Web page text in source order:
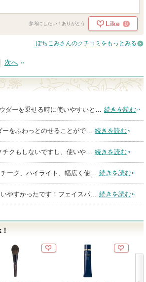
参考にしたい！ありがとう Like 0
ぽちこみさんのクチコミをもっとみる
次へ
ダーを乗せる時に使いやすいと… 続きを読む
ーをふわっとのせることがで… 続きを読む
チクもしないですし、使いや… 続きを読む
ーク、ハイライト、幅広く使… 続きを読む
やすかったです！フェイスパ… 続きを読む